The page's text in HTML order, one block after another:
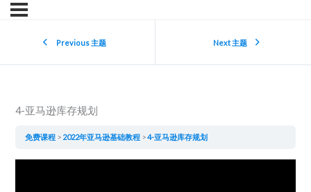
Previous 主题 Next 主题
4-亚马逊库存规划
免费课程 2022年亚马逊基础教程 4-亚马逊库存规划